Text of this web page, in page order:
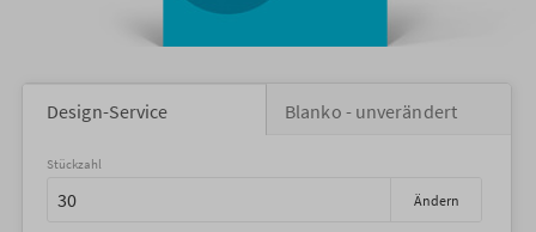
Design-Service Blanko - unverändert
Stückzahl
Ändern